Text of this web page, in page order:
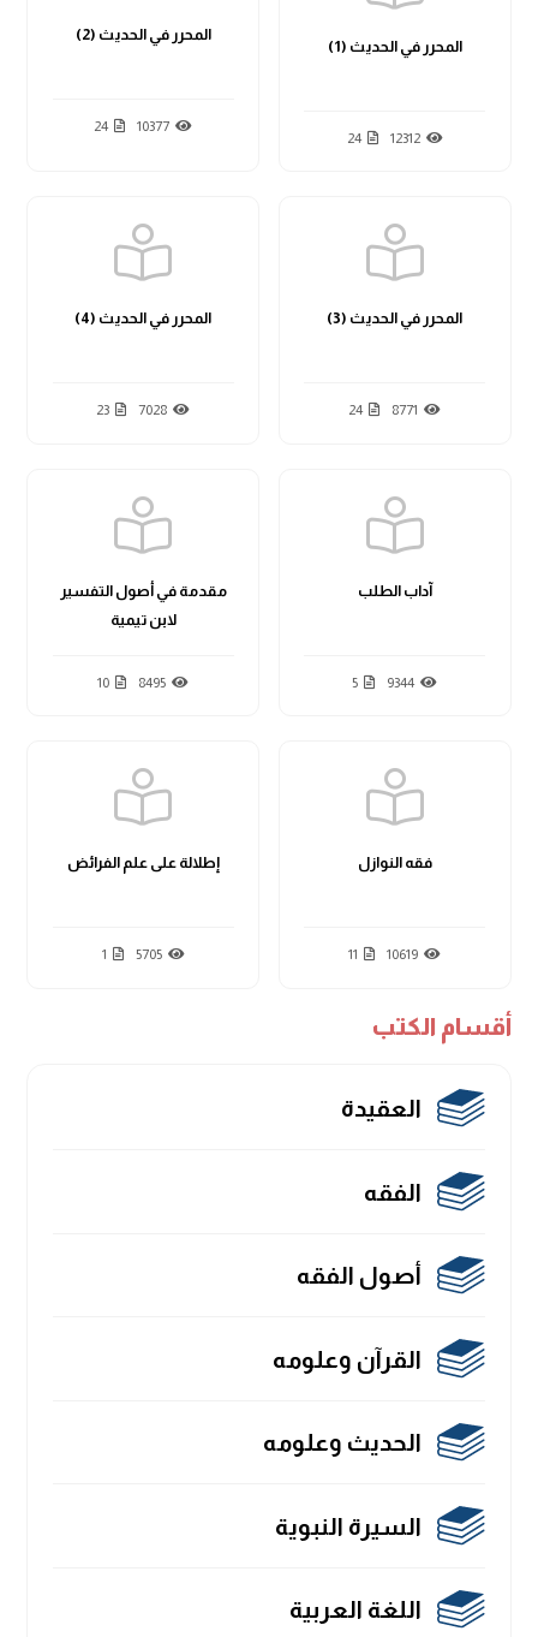
المحرر في الحديث (1)
12312
24
المحرر في الحديث (2)
10377
24
المحرر في الحديث (3)
8771
24
المحرر في الحديث (4)
7028
23
آداب الطلب
9344
5
مقدمة في أصول التفسير
لابن تيمية
8495
10
فقه النوازل
10619
11
إطلالة على علم الفرائض
5705
1
أقسام الكتب
العقيدة
الفقه
أصول الفقه
القرآن وعلومه
الحديث وعلومه
السيرة النبوية
اللغة العربية